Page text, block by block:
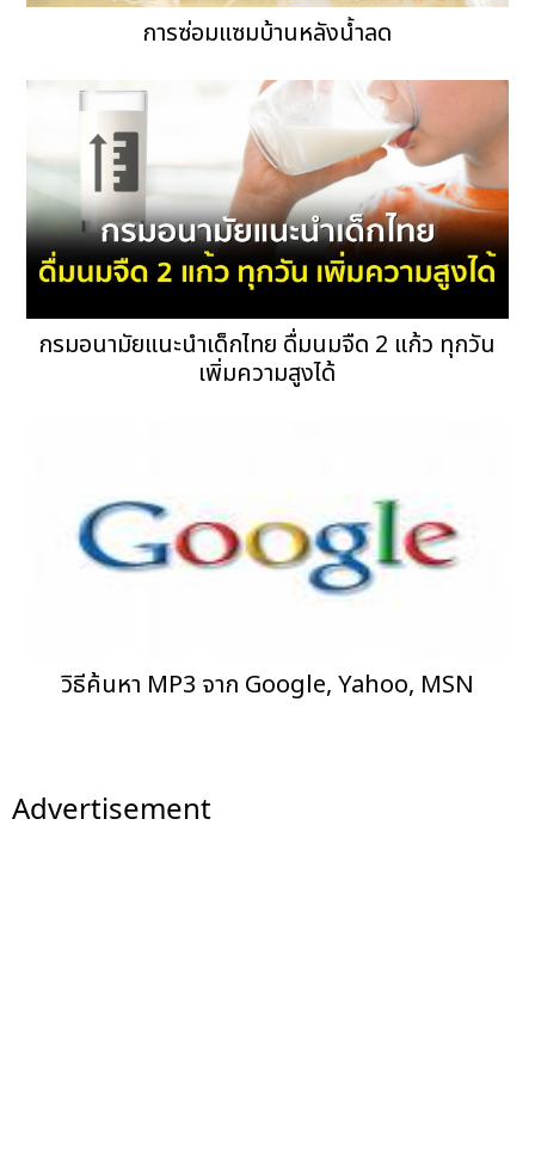
การซ่อมแซมบ้านหลังน้ำลด
กรมอนามัยแนะนำเด็กไทย ดื่มนมจืด 2 แก้ว ทุกวัน
เพิ่มความสูงได้
วิธีค้นหา MP3 จาก Google, Yahoo, MSN
Advertisement